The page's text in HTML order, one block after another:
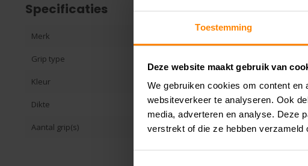
Toestemming
Deze website maakt gebruik van
We gebruiken cookies om content
websiteverkeer te analyseren. Ook
media, adverteren en analyse. Deze
verstrekt of die ze hebben
Specificaties
Merk
Grip type
Kleur Wit | Zwart
Dikte 0.60mm
Aantal grip(s) 3